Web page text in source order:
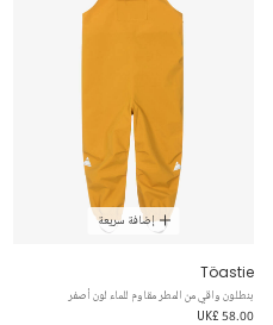
إضافة سريعة
Töastie
بنطلون واقي من المطر مقاوم للماء لون أصفر
UK£ 58.00